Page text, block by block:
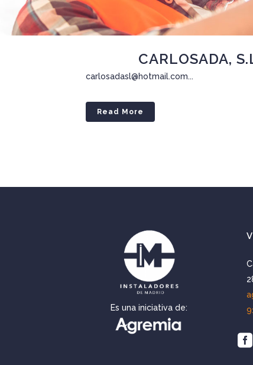
CARLOSADA,
carlosadasl@hotmail.com...
Read More
Es una iniciativa de: